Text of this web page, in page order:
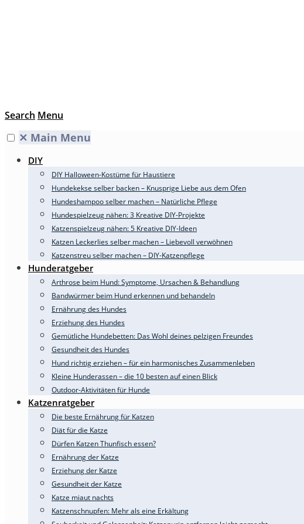
Search Menu
✕ Main Menu
DIY
DIY Halloween-Kostüme für Haustiere
Hundekekse selber backen – Knusprige Liebe aus dem Ofen
Hundeshampoo selber machen – Natürliche Pflege
Hundespielzeug nähen: 3 Kreative DIY-Projekte
Katzenspielzeug nähen: 5 Kreative DIY-Ideen
Katzen Leckerlies selber machen – Liebevoll verwöhnen
Katzenstreu selber machen – DIY-Katzenpflege
Hunderatgeber
Arthrose beim Hund: Symptome, Ursachen & Behandlung
Bandwürmer beim Hund erkennen und behandeln
Ernährung des Hundes
Erziehung des Hundes
Gemütliche Hundebetten: Das Wohl deines pelzigen Freundes
Gesundheit des Hundes
Hund richtig erziehen – für ein harmonisches Zusammenleben
Kleine Hunderassen – die 10 besten auf einen Blick
Outdoor-Aktivitäten für Hunde
Katzenratgeber
Die beste Ernährung für Katzen
Diät für die Katze
Dürfen Katzen Thunfisch essen?
Ernährung der Katze
Erziehung der Katze
Gesundheit der Katze
Katze miaut nachts
Katzenschnupfen: Mehr als eine Erkältung